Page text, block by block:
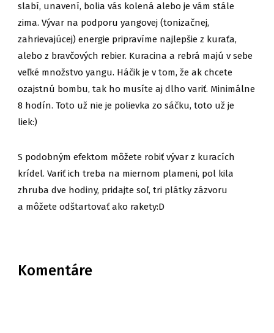
slabí, unavení, bolia vás kolená alebo je vám stále
zima. Vývar na podporu yangovej (tonizačnej,
zahrievajúcej) energie pripravíme najlepšie z kuraťa,
alebo z bravčových rebier. Kuracina a rebrá majú v sebe
veľké množstvo yangu. Háčik je v tom, že ak chcete
ozajstnú bombu, tak ho musíte aj dlho variť. Minimálne
8 hodín. Toto už nie je polievka zo sáčku, toto už je
liek:)
S podobným efektom môžete robiť vývar z kuracích
krídel. Variť ich treba na miernom plameni, pol kila
zhruba dve hodiny, pridajte soľ, tri plátky zázvoru
a môžete odštartovať ako rakety:D
Komentáre